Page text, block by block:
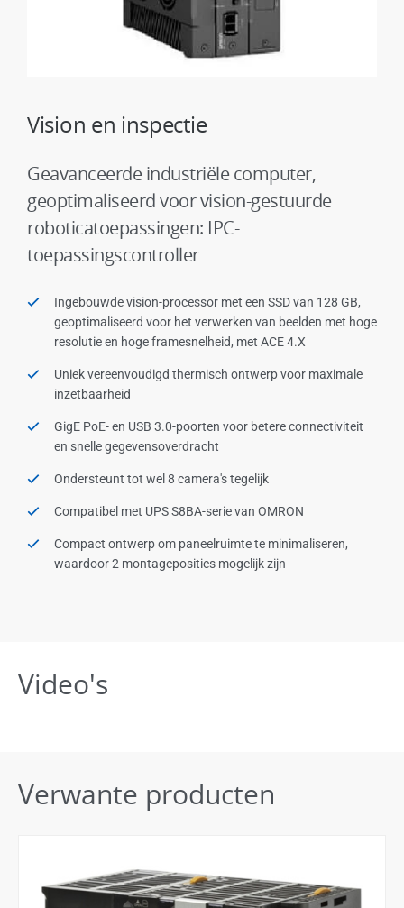
Vision en inspectie
Geavanceerde industriële computer,
geoptimaliseerd voor vision-gestuurde
roboticatoepassingen: IPC-
toepassingscontroller
Ingebouwde vision-processor met een SSD van 128 GB,
geoptimaliseerd voor het verwerken van beelden met hoge
resolutie en hoge framesnelheid, met ACE 4.X
Uniek vereenvoudigd thermisch ontwerp voor maximale
inzetbaarheid
GigE PoE- en USB 3.0-poorten voor betere connectiviteit
en snelle gegevensoverdracht
Ondersteunt tot wel 8 camera's tegelijk
Compatibel met UPS S8BA-serie van OMRON
Compact ontwerp om paneelruimte te minimaliseren,
waardoor 2 montageposities mogelijk zijn
Video's
Verwante producten